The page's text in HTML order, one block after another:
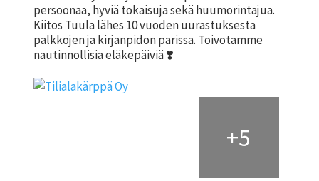
persoonaa, hyviä tokaisuja sekä huumorintajua.
Kiitos Tuula lähes 10 vuoden uurastuksesta
palkkojen ja kirjanpidon parissa. Toivotamme
nautinnollisia eläkepäiviä ❣️
+5